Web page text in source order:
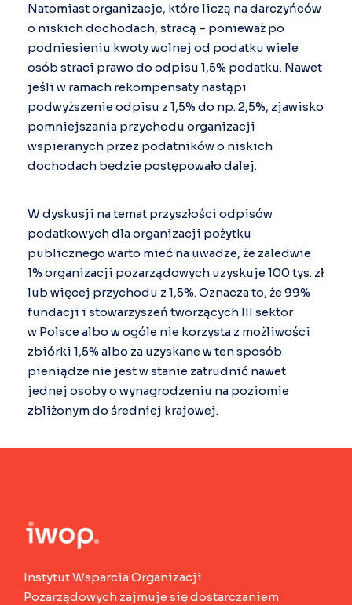
Natomiast organizacje, które liczą na darczyńców
o niskich dochodach, stracą – ponieważ po
podniesieniu kwoty wolnej od podatku wiele
osób straci prawo do odpisu 1,5% podatku. Nawet
jeśli w ramach rekompensaty nastąpi
podwyższenie odpisu z 1,5% do np. 2,5%, zjawisko
pomniejszania przychodu organizacji
wspieranych przez podatników o niskich
dochodach będzie postępowało dalej.
W dyskusji na temat przyszłości odpisów
podatkowych dla organizacji pożytku
publicznego warto mieć na uwadze, że zaledwie
1% organizacji pozarządowych uzyskuje 100 tys. zł
lub więcej przychodu z 1,5%. Oznacza to, że 99%
fundacji i stowarzyszeń tworzących III sektor
w Polsce albo w ogóle nie korzysta z możliwości
zbiórki 1,5% albo za uzyskane w ten sposób
pieniądze nie jest w stanie zatrudnić nawet
jednej osoby o wynagrodzeniu na poziomie
zbliżonym do średniej krajowej.
Instytut Wsparcia Organizacji
Pozarządowych zajmuje się dostarczaniem